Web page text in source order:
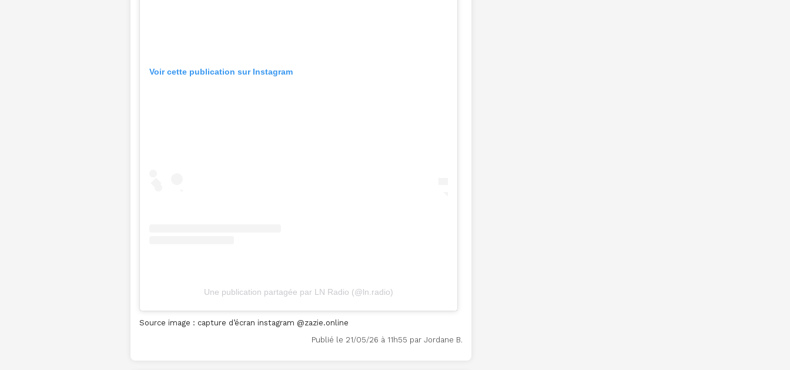
Voir cette publication sur Instagram
Une publication partagée par LN Radio (@ln.radio)
Source image : capture d’écran instagram @zazie.online
Publié le 21/05/26 à 11h55 par Jordane B.